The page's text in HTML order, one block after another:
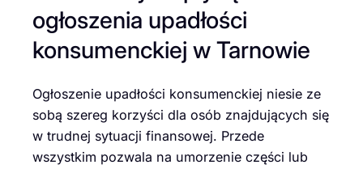
ogłoszenia upadłości
konsumenckiej w Tarnowie
Ogłoszenie upadłości konsumenckiej niesie ze
sobą szereg korzyści dla osób znajdujących się
w trudnej sytuacji finansowej. Przede
wszystkim pozwala na umorzenie części lub